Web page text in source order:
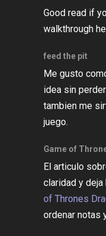
Good read if
walkthrough
feed the pit
Me gusto
idea sin
tambien me
juego.
Game of
El articulo
claridad y
of Thrones
ordenar notas